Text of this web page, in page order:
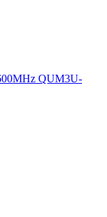
QUM3U-